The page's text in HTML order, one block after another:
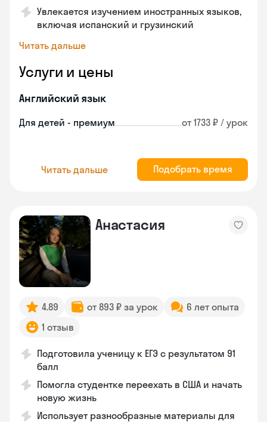
Увлекается изучением иностранных языков,
включая испанский и грузинский
Читать дальше
Услуги и цены
Английский язык
Для детей - премиум от 1733 ₽ / урок
Читать дальше Подобрать время
Анастасия
4.89 от 893 ₽ за урок
6 лет опыта
1 отзыв
Подготовила ученицу к ЕГЭ с результатом 91
балл
Помогла студентке переехать в США и начать
новую жизнь
Использует разнообразные материалы для